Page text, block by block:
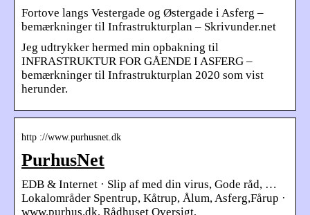
Fortove langs Vestergade og Østergade i Asferg –
bemærkninger til Infrastrukturplan – Skrivunder.net
Jeg udtrykker hermed min opbakning til
INFRASTRUKTUR FOR GÅENDE I ASFERG –
bemærkninger til Infrastrukturplan 2020 som vist
herunder.
http ://www.purhusnet.dk
PurhusNet
EDB & Internet · Slip af med din virus, Gode råd, …
Lokalområder Spentrup, Kåtrup, Ålum, Asferg,Fårup ·
www.purhus.dk, Rådhuset Oversigt,